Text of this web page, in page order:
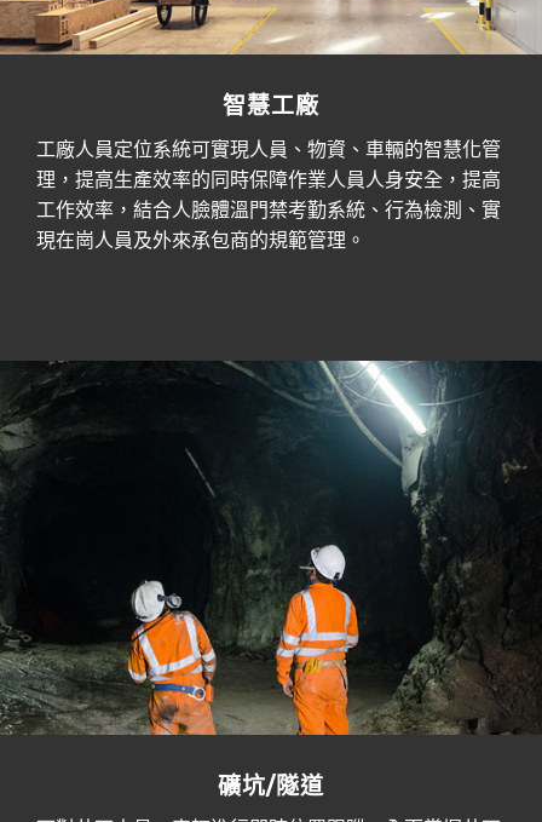
智慧工廠
工廠人員定位系統可實現人員、物資、車輛的智慧化管
理，提高生產效率的同時保障作業人員人身安全，提高
工作效率，結合人臉體溫門禁考勤系統、行為檢測、實
現在崗人員及外來承包商的規範管理。
礦坑/隧道